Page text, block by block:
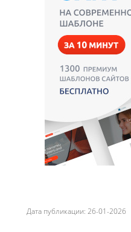
Дата публикации: 26-01-